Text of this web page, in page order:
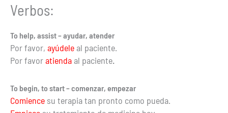
Verbos:
To help, assist – ayudar, atender
Por favor, ayúdele al paciente.
Por favoratienda al paciente.
To begin, to start – comenzar, empezar
Comience su terapia tan pronto como pueda.